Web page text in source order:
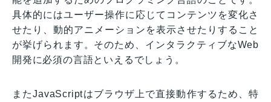
具体的にはユーザー操作に応じてコンテンツを変化さ
せたり、動的アニメーションを表示させたりすること
が挙げられます。そのため、インタラクティブなWeb
開発に必須の言語といえるでしょう。
またJavaScriptはブラウザ上で直接動作するため、特